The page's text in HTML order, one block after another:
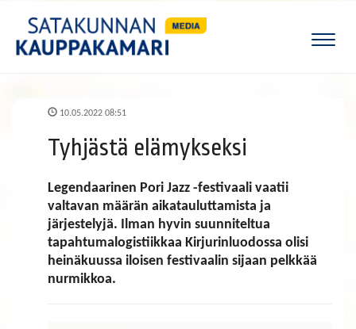
10.05.2022 08:51
Tyhjästä elämykseksi
Legendaarinen Pori Jazz -festivaali vaatii
valtavan määrän aikatauluttamista ja
järjestelyjä. Ilman hyvin suunniteltua
tapahtumalogistiikkaa Kirjurinluodossa olisi
heinäkuussa iloisen festivaalin sijaan pelkkää
nurmikkoa.